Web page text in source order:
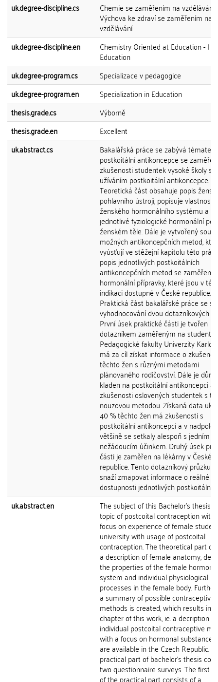
uk.degree-discipline.cs
Chemie se zaměřením na vzdělávání -
Výchova ke zdraví se zaměřením na
vzdělávání
uk.degree-discipline.en
Chemistry Oriented at Education -
Education
uk.degree-program.cs
Specializace v pedagogice
uk.degree-program.en
Specialization in Education
thesis.grade.cs
Výborně
thesis.grade.en
Excellent
uk.abstract.cs
Bakalářská práce se zabývá tématem
postkoitální antikoncepce se
zkušenosti studentek vysoké školy s
užíváním postkoitální antikoncepce.
Teoretická část obsahuje popis
pohlavního ústrojí, popisuje vlastnosti
ženského hormonálního systému a
jednotlivé fyziologické hormonální
ženském těle. Dále je vytvořený
možných antikoncepčních metod,
vyúsťují ve stěžejní kapitolu této
popis jednotlivých postkoitálních
antikoncepčních metod se
hormonální přípravky, které jsou v této
indikaci dostupné v České republice.
Praktická část bakalářské práce se
vyhodnocování dvou dotazníkových
První úsek praktické části je tvořen
dotazníkem zaměřeným na studentky
Pedagogické fakulty Univerzity
má za cíl získat informace o
těchto žen s různými metodami
plánovaného rodičovství. Dále je důraz
kladen na postkoitální antikoncepci a
zkušenosti oslovených studentek s
nouzovou metodou. Získaná data
40 % těchto žen má zkušenosti s
postkoitální antikoncepcí a v
většině se setkaly alespoň s jedním
nežádoucím účinkem. Druhý úsek
části je zaměřen na lékárny v České
republice. Tento dotazníkový
snaží zmapovat informace o reálné
dostupnosti jednotlivých
uk.abstract.en
The subject of this Bachelor's thesis
topic of postcoital contraception with
focus on experience of female
university with usage of postcoital
contraception. The theoretical part
a description of female anatomy,
the properties of the female hormonal
system and individual physiological
processes in the female body.
a summary of possible contraceptive
methods is created, which results in
chapter of this work, ie. a decription of
individual postcoital contraceptive
with a focus on hormonal
are available in the Czech Republic.
practical part of bachelor's thesis
two questionnaire surveys. The first
of the practical part consists of a